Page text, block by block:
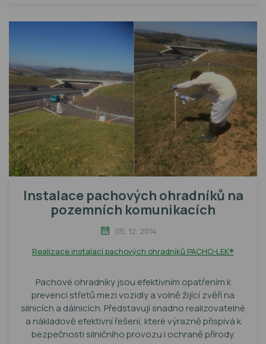
Instalace pachových ohradníků na
pozemních komunikacích
05. 12. 2014
Realizace instalací pachových ohradníků PACHO-LEK®
Pachové ohradníky jsou efektivním opatřením k
prevenci střetů mezi vozidly a volně žijící zvěří na
silnicích a dálnicích. Představují snadno realizovatelné
a nákladově efektivní řešení, které výrazně přispívá k
bezpečnosti silničního provozu i ochraně přírody.